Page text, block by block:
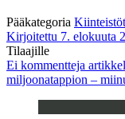
Pääkategoria Kiinteistöt
Kirjoitettu 7. elokuuta
Tilaajille
Ei kommentteja
miljoonatappion –